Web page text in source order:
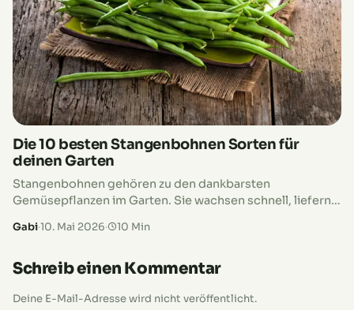
Die 10 besten Stangenbohnen Sorten für
deinen Garten
Stangenbohnen gehören zu den dankbarsten
Gemüsepflanzen im Garten. Sie wachsen schnell, liefern
wenig Platz. Während Buschbohnen eher kompakt
Gabi·10. Mai 2026· 10 Min
Schreib einen Kommentar
Deine E-Mail-Adresse wird nicht veröffentlicht.